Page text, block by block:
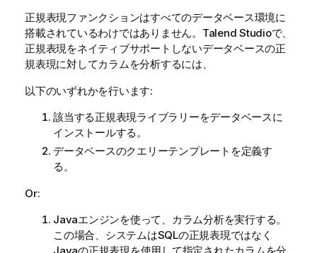
正規表現ファンクションはすべてのデータベース環境に
搭載されているわけではありません。 Talend Studioで、
正規表現をネイティブサポートしないデータベースの正
規表現に対してカラムを分析するには、
以下のいずれかを行います:
該当する正規表現ライブラリーをデータベースに
インストールする。
データベースのクエリーテンプレートを定義す
る。
Or:
Javaエンジンを使って、カラム分析を実行する。
この場合、システムはSQLの正規表現ではなく